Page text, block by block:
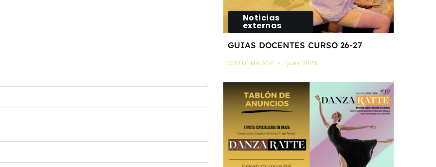
Noticias
externas
GUIAS DOCENTES CURSO 26-27
CSD DE MÁLAGA 1 julio, 2026